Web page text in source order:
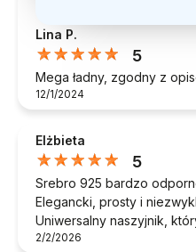
Lina P.
5
Mega ładny, zgodny z
12/1/2024
Elżbieta
5
Srebro 925 bardzo
Elegancki, prosty i
Uniwersalny naszyjnik,
2/2/2026